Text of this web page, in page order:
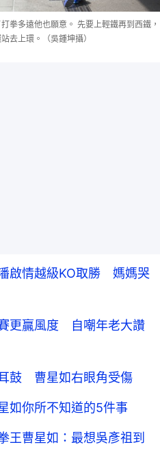
拳多遠他也願意。 先要上輕鐵再到西鐵，
去上環。（吳鍾坤攝）
啟情越級KO取勝 媽媽哭
更贏風度 自嘲年老大讚
鼓 曹星如右眼角受傷
如你所不知道的5件事
曹星如：最想吳彥祖到